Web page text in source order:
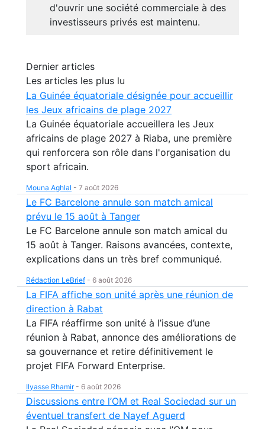
d'ouvrir une société commerciale à des
investisseurs privés est maintenu.
Dernier articles
Les articles les plus lu
La Guinée équatoriale désignée pour accueillir
les Jeux africains de plage 2027
La Guinée équatoriale accueillera les Jeux
africains de plage 2027 à Riaba, une première
qui renforcera son rôle dans l'organisation du
sport africain.
Mouna Aghlal - 7 août 2026
Le FC Barcelone annule son match amical
prévu le 15 août à Tanger
Le FC Barcelone annule son match amical du
15 août à Tanger. Raisons avancées, contexte,
explications dans un très bref communiqué.
Rédaction LeBrief - 6 août 2026
La FIFA affiche son unité après une réunion de
direction à Rabat
La FIFA réaffirme son unité à l’issue d’une
réunion à Rabat, annonce des améliorations de
sa gouvernance et retire définitivement le
projet FIFA Forward Enterprise.
Ilyasse Rhamir- 6 août 2026
Discussions entre l’OM et Real Sociedad sur un
éventuel transfert de Nayef Aguerd